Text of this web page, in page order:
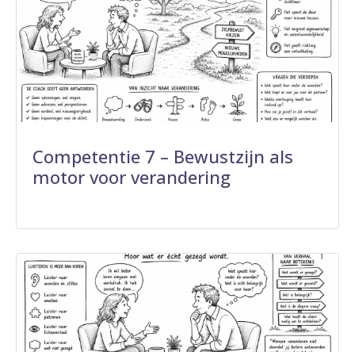
Competentie 7 – Bewustzijn als
motor voor verandering